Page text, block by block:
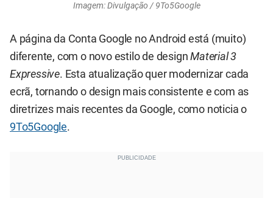
Imagem: Divulgação / 9To5Google
A página da Conta Google no Android está (muito)
diferente, com o novo estilo de designMaterial 3
Expressive. Esta atualização quer modernizar cada
ecrã, tornando o design mais consistente e com as
diretrizes mais recentes da Google, como noticia o
9To5Google.